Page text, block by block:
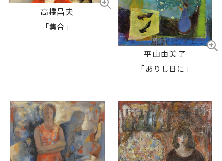
高橋昌夫
「集合」
平山由美子
「ありし日に」